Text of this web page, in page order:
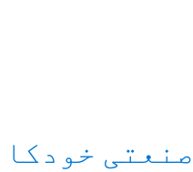
صنعتی